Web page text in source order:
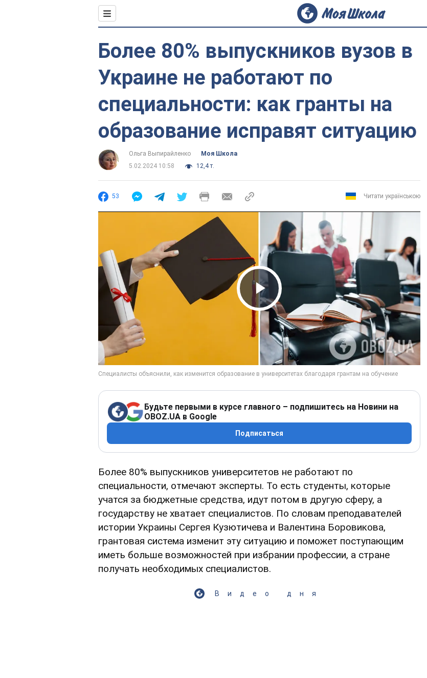
Более 80% выпускников вузов в
Украине не работают по
специальности: как гранты на
образование исправят ситуацию
Ольга Выпирайленко
Моя Школа
5.02.2024 10:58
12,4 т.
53 Читати українською
Play Video
Будьте первыми в курсе главного – подпишитесь на Новини на
OBOZ.UA в Google
Подписаться
Более 80% выпускников университетов не работают по
специальности, отмечают эксперты. То есть студенты, которые
учатся за бюджетные средства, идут потом в другую сферу, а
государству не хватает специалистов. По словам преподавателей
истории Украины Сергея Кузютичева и Валентина Боровикова,
грантовая система изменит эту ситуацию и поможет поступающим
иметь больше возможностей при избрании профессии, а стране
получать необходимых специалистов.
Видео дня